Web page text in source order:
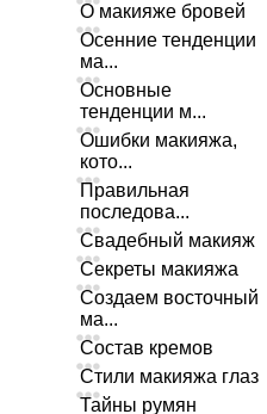
О макияже бровей
Осенние тенденции
ма...
Основные
тенденции м...
Ошибки макияжа,
кото...
Правильная
последова...
Свадебный макияж
Секреты макияжа
Создаем восточный
ма...
Состав кремов
Стили макияжа глаз
Тайны румян